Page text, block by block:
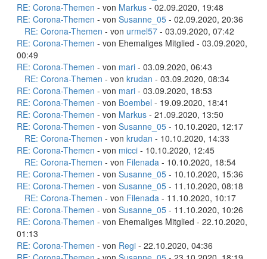
RE: Corona-Themen - von Markus - 02.09.2020, 19:48
RE: Corona-Themen - von Susanne_05 - 02.09.2020, 20:36
RE: Corona-Themen - von urmel57 - 03.09.2020, 07:42
RE: Corona-Themen - von Ehemaliges Mitglied - 03.09.2020,
00:49
RE: Corona-Themen - von mari - 03.09.2020, 06:43
RE: Corona-Themen - von krudan - 03.09.2020, 08:34
RE: Corona-Themen - von mari - 03.09.2020, 18:53
RE: Corona-Themen - von Boembel - 19.09.2020, 18:41
RE: Corona-Themen - von Markus - 21.09.2020, 13:50
RE: Corona-Themen - von Susanne_05 - 10.10.2020, 12:17
RE: Corona-Themen - von krudan - 10.10.2020, 14:33
RE: Corona-Themen - von micci - 10.10.2020, 12:45
RE: Corona-Themen - von Filenada - 10.10.2020, 18:54
RE: Corona-Themen - von Susanne_05 - 10.10.2020, 15:36
RE: Corona-Themen - von Susanne_05 - 11.10.2020, 08:18
RE: Corona-Themen - von Filenada - 11.10.2020, 10:17
RE: Corona-Themen - von Susanne_05 - 11.10.2020, 10:26
RE: Corona-Themen - von Ehemaliges Mitglied - 22.10.2020,
01:13
RE: Corona-Themen - von Regi - 22.10.2020, 04:36